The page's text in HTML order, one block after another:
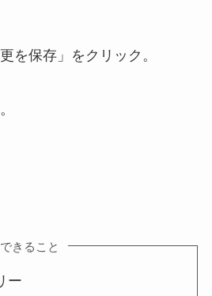
を保存」をクリック。
きること
ー